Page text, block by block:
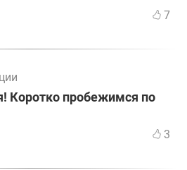
7
Коротко пробежимся по
3